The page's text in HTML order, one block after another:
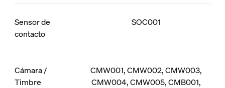
Sensor de
contacto
SOC001
Cámara /
Timbre
CMW001, CMW002, CMW003,
CMW004, CMW005, CMB001,